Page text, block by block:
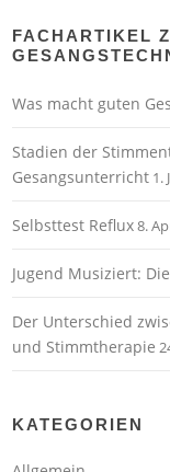
FACHARTIKEL
Was macht guten
Stadien der
Gesangsunterricht 1.
Selbsttest Reflux8.
Jugend Musiziert:
Der Unterschied
und Stimmtherapie
KATEGORIEN